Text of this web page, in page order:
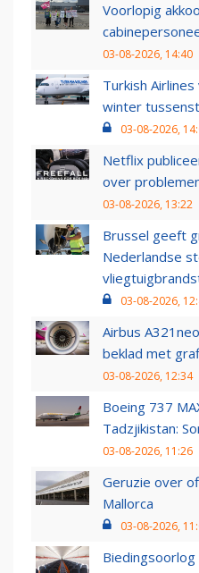
Voorlopig
03-08-2026, 14:40
Turkish
winter
03-08-2026,
Netflix
over
03-08-2026, 13:22
Brussel geeft
Nederlandse
03-08-2026,
Airbus
beklad met
03-08-2026, 12:34
Boeing 737
Tadzjikistan:
03-08-2026, 11:26
Geruzie over
Mallorca
03-08-2026,